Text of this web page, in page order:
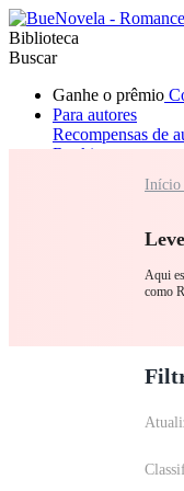
Biblioteca
Buscar
Ganhe o prêmio
Para autores
Recompensas de
Ranking
Romance
Início
Aqui
como